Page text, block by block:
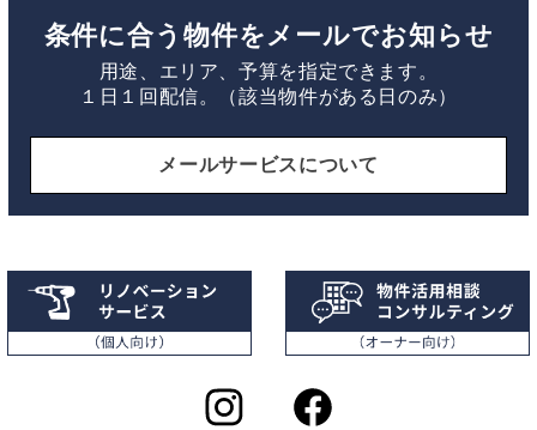
条件に合う物件をメールでお知らせ
用途、エリア、予算を指定できます。
１日１回配信。（該当物件がある日のみ）
メールサービスについて